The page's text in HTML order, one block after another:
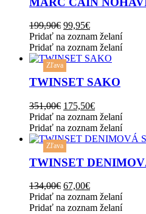
on
product
page
multiple
variants.
The
options
may
be
chosen
on
product
page
199,90€ Original
price
was:
199,90€.
99,95€Current
price
is:
99,95€.
Pridať na zoznam želaní
Pridať na zoznam želaní
This
product
has
multiple
variants.
The
options
may
be
chosen
on
product
page
TWINSET SAKO
351,00€ Original
price
was:
351,00€.
175,50€Current
price
is:
175,50€.
Zľava
Pridať na zoznam želaní
Pridať na zoznam želaní
This
product
has
multiple
variants.
The
options
TWINSET
134,00€ Original
price
was:
67,00€Current
price
is:
Zľava
Pridať na zoznam želaní
Pridať na zoznam želaní